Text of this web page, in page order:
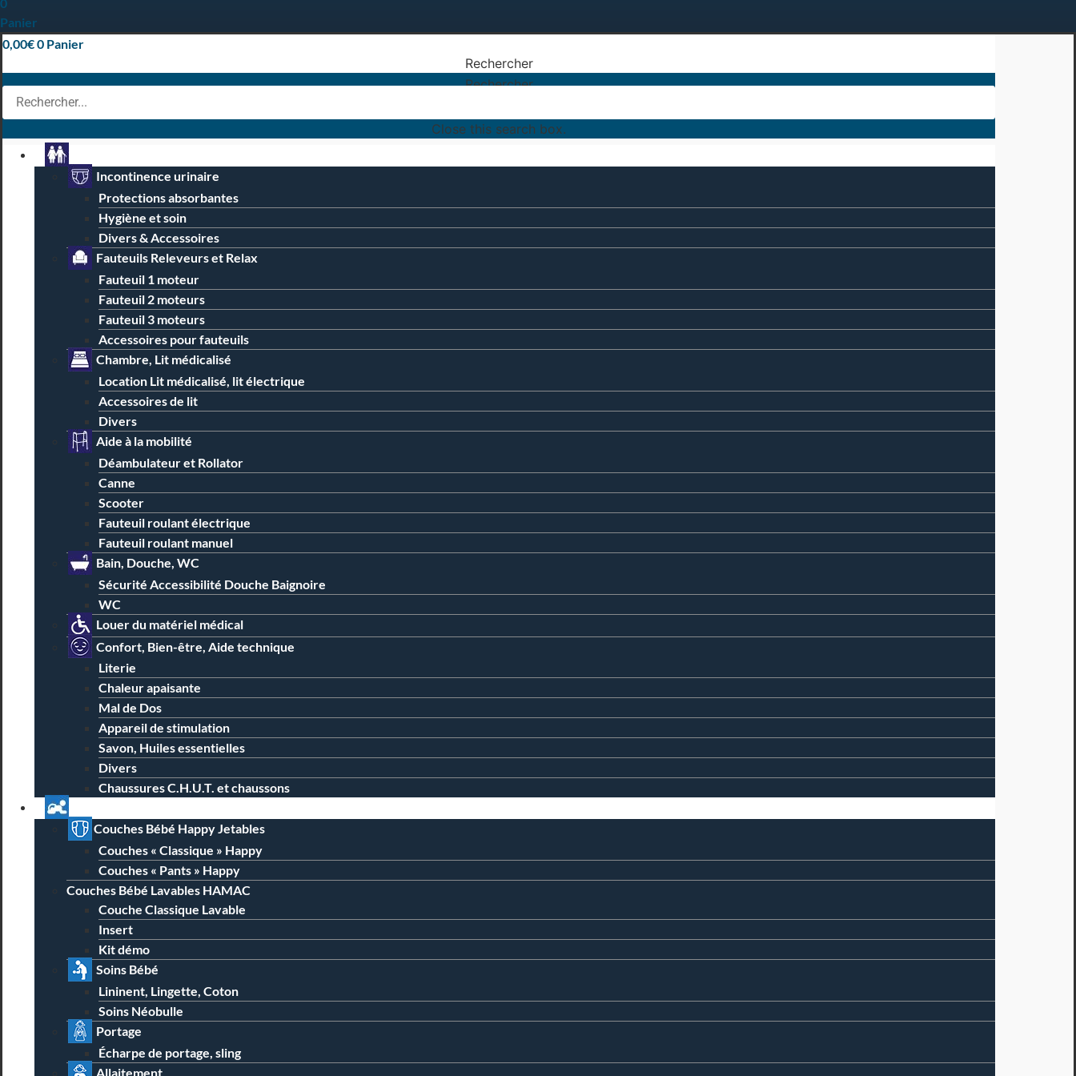
Panier
0,00€0 Panier
Rechercher
Rechercher
Close this search box.
Incontinence urinaire
Protections absorbantes
Hygiène et soin
Divers & Accessoires
Fauteuils Releveurs et Relax
Fauteuil 1 moteur
Fauteuil 2 moteurs
Fauteuil 3 moteurs
Accessoires pour fauteuils
Chambre, Lit médicalisé
Location Lit médicalisé, lit électrique
Accessoires de lit
Divers
Aide à la mobilité
Déambulateur et Rollator
Canne
Scooter
Fauteuil roulant électrique
Fauteuil roulant manuel
Bain, Douche, WC
Sécurité Accessibilité Douche Baignoire
WC
Louer du matériel médical
Confort, Bien-être, Aide technique
Literie
Chaleur apaisante
Mal de Dos
Appareil de stimulation
Savon, Huiles essentielles
Divers
Chaussures C.H.U.T. et chaussons
Couches Bébé Happy Jetables
Couches « Classique » Happy
Couches « Pants » Happy
Couches Bébé Lavables HAMAC
Couche Classique Lavable
Insert
Kit démo
Soins Bébé
Lininent, Lingette, Coton
Soins Néobulle
Portage
Écharpe de portage, sling
Allaitement